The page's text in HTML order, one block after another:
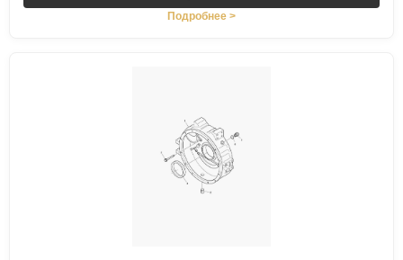
Подробнее >